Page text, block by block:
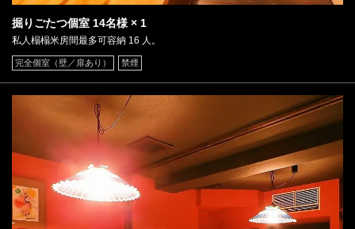
掘りごたつ個室 14名様 × 1
私人榻榻米房間最多可容納 16 人。
完全個室（壁／扉あり） 禁煙